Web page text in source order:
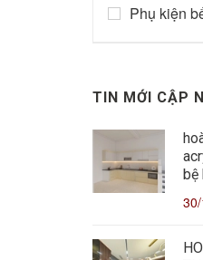
Phụ kiện
TIN MỚI CẬP
bệ